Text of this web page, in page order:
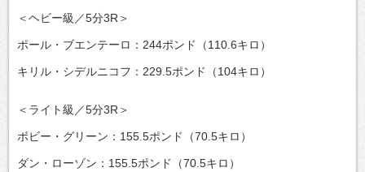
＜ヘビー級／5分3R＞
ポール・ブエンテーロ：244ポンド（110.6キロ）
キリル・シデルニコフ：229.5ポンド（104キロ）
＜ライト級／5分3R＞
ボビー・グリーン：155.5ポンド（70.5キロ）
ダン・ローゾン：155.5ポンド（70.5キロ）